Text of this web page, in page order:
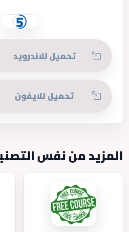
5
تحميل للاندرويد
تحميل للايفون
المزيد من نفس